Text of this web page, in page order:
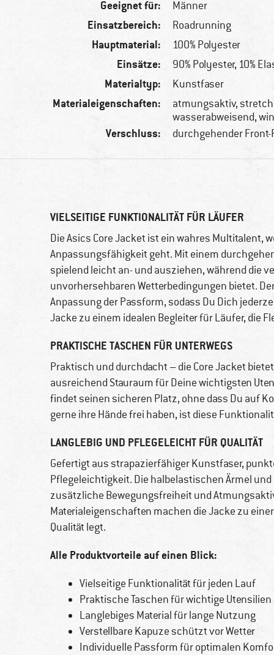
Geeignet für: Männer
Einsatzbereich: Roadrunning
Hauptmaterial: 100% Polyester
Einsätze: 90% Polyester, 10%
Materialtyp: Kunstfaser
Materialeigenschaften:
atmungsaktiv,
wasserabweisend,
Verschluss: durchgehender Front-
VIELSEITIGE FUNKTIONALITÄT FÜR LÄUFER
Die Asics Core Jacket ist ein wahres Multitalent,
Anpassungsfähigkeit geht. Mit einem
spielend leicht an- und ausziehen, während die
unvorhersehbaren Wetterbedingungen bietet.
Anpassung der Passform, sodass Du Dich
Jacke zu einem idealen Begleiter für Läufer, die
PRAKTISCHE TASCHEN FÜR UNTERWEGS
Praktisch und durchdacht – die Core Jacket
ausreichend Stauraum für Deine wichtigsten
findet seinen sicheren Platz, ohne dass Du auf
gerne ihre Hände frei haben, ist diese
LANGLEBIG UND PFLEGELEICHT FÜR QUALITÄT
Gefertigt aus strapazierfähiger Kunstfaser,
Pflegeleichtigkeit. Die halbelastischen Ärmel
zusätzliche Bewegungsfreiheit und
Materialeigenschaften machen die Jacke zu
Qualität legt.
Alle Produktvorteile auf einen Blick:
Vielseitige Funktionalität für jeden Lauf
Praktische Taschen für wichtige Utensilien
Langlebiges Material für lange Nutzung
Verstellbare Kapuze schützt vor Wetter
Individuelle Passform für optimalen